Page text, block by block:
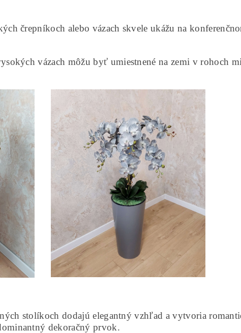
črepníkoch alebo vázach skvele ukážu na
vázach môžu byť umiestnené na zemi v rohoch
stolíkoch dodajú elegantný vzhľad a vytvoria
dekoračný prvok.